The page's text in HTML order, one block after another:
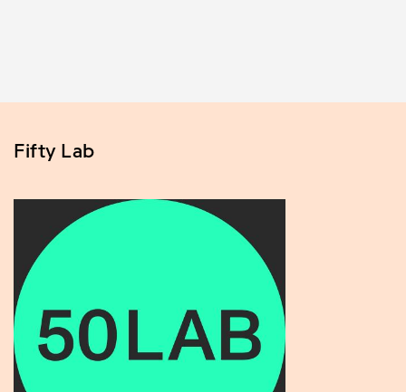
Fifty Lab